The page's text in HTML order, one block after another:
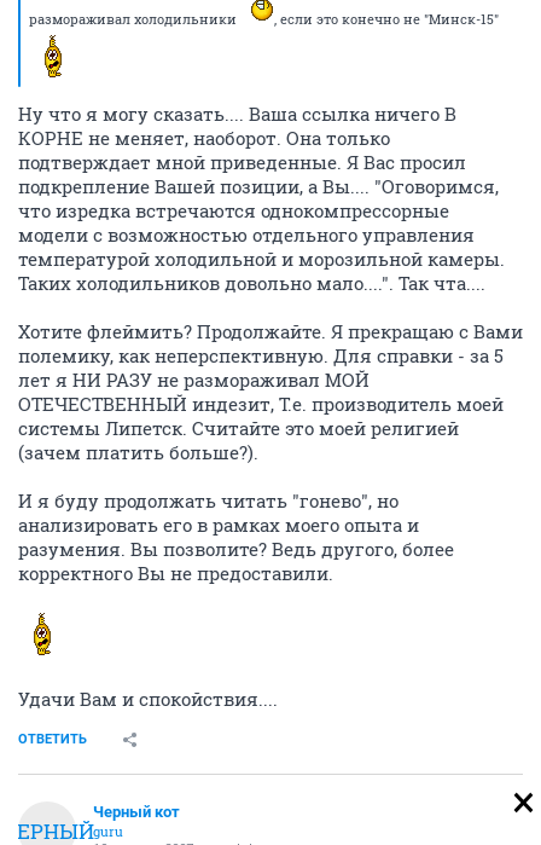
размораживал холодильники
, если это конечно не "Минск-15"
Ну что я могу сказать.... Ваша ссылка ничего В
КОРНЕ не меняет, наоборот. Она только
подтверждает мной приведенные. Я Вас просил
подкрепление Вашей позиции, а Вы.... "Оговоримся,
что изредка встречаются однокомпрессорные
модели с возможностью отдельного управления
температурой холодильной и морозильной камеры.
Таких холодильников довольно мало....". Так чта....
Хотите флеймить? Продолжайте. Я прекращаю с Вами
полемику, как неперспективную. Для справки - за 5
лет я НИ РАЗУ не размораживал МОЙ
ОТЕЧЕСТВЕННЫЙ индезит, Т.е. производитель моей
системы Липетск. Считайте это моей религией
(зачем платить больше?).
И я буду продолжать читать "гонево", но
анализировать его в рамках моего опыта и
разумения. Вы позволите? Ведь другого, более
корректного Вы не предоставили.
Удачи Вам и спокойствия....
ОТВЕТИТЬ
ЧЕРНЫЙ
Черный кот
guru